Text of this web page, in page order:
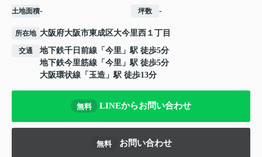
土地面積- 坪数 -
所在地 大阪府大阪市東成区大今里西 １丁目
交通 地下鉄千日前線 「 今里 」駅 徒歩5分
地下鉄今里筋線 「 今里 」駅 徒歩5分
大阪環状線 「 玉造 」駅 徒歩13分
無料 LINEからお問い合わせ
無料 お問い合わせ